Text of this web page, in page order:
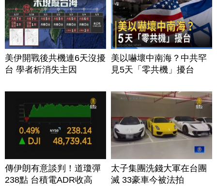
美伊開戰後共機連6天沒擾
台 學者析消失主因
美以嚇壞中南海？中共罕
見5天「零共機」擾台
傳伊朗有意談判！道瓊彈
238點 台積電ADR收高
太子集團洗錢大軍在台團
滅 33豪車今被法拍